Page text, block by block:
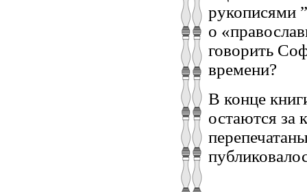
рукописями
о
говорить
времени?
В конце
остаются за